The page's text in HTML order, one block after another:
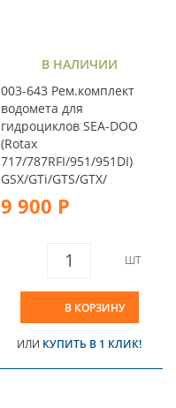
В НАЛИЧИИ
003-643 Рем.комплект
водомета для
гидроциклов SEA-DOO
(Rotax
717/787RFI/951/951DI)
GSX/GTi/GTS/GTX/
9 900 Р
ШТ
В КОРЗИНУ
ИЛИ КУПИТЬ В 1 КЛИК!